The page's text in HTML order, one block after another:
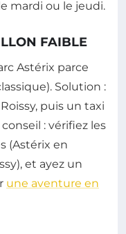
mardi ou le jeudi.
FAIBLE
Astérix parce
Solution :
puis un taxi
: vérifiez les
(Astérix en
et ayez un
une aventure en